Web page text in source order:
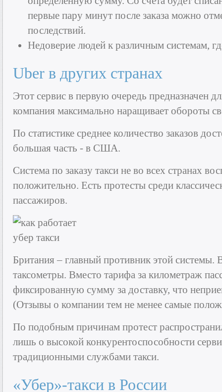
первые пару минут после заказа можно
последствий.
Недоверие людей к различным системам,
Uber в других странах
Этот сервис в первую очередь
компания максимально наращивает обороты
По статистике среднее количество заказов
большая часть - в США.
Система по заказу такси не во всех странах
положительно. Есть протесты среди
пассажиров.
Британия – главный противник этой системы.
таксометры. Вместо тарифа за километраж
фиксированную сумму за доставку, что
(Отзывы о компании тем не менее самые
По подобным причинам протест
лишь о высокой конкурентоспособности
традиционными службами такси.
«Убер»-такси в России